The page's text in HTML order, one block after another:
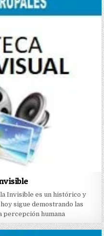
Invisible es un histórico y
sigue demostrando las
percepción humana